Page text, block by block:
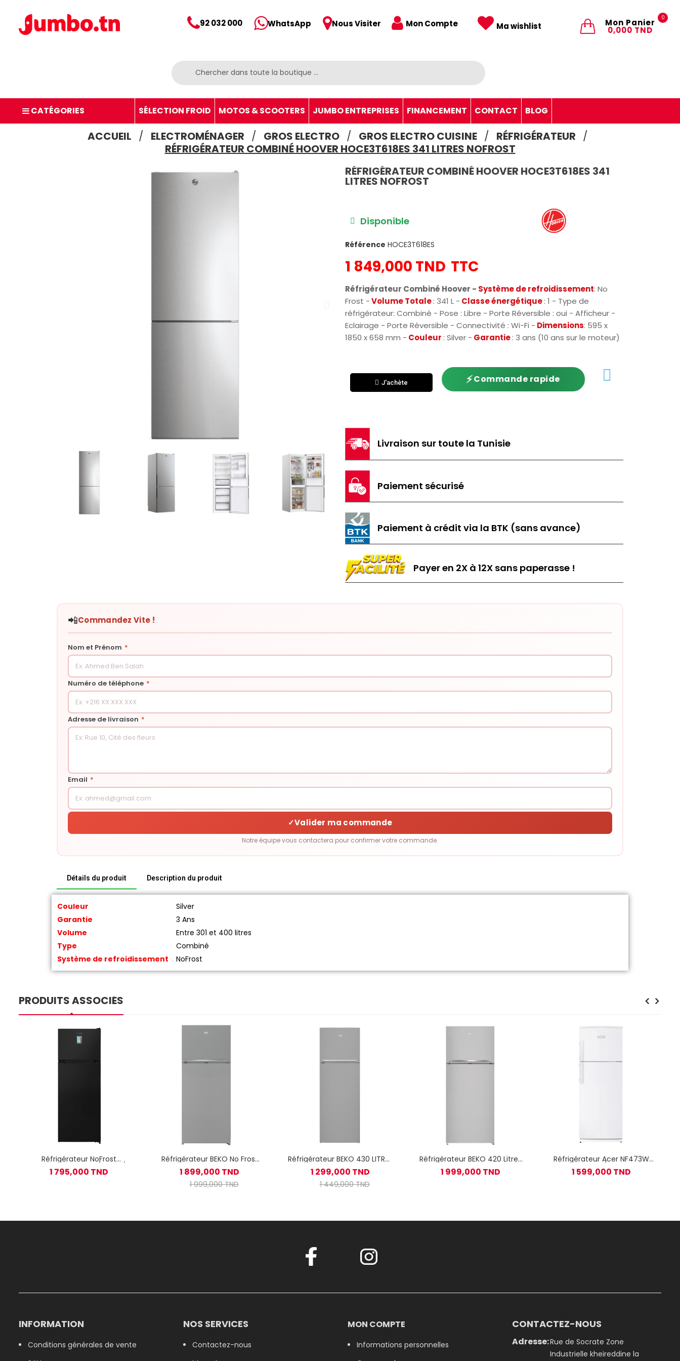
92 032 000 WhatsApp Nous Visiter
0
Mon Panier
0,000 TND
Mon Compte Ma wishlist
CATÉGORIES SÉLECTION FROID MOTOS & SCOOTERS JUMBO ENTREPRISES FINANCEMENT CONTACT BLOG
ACCUEIL ELECTROMÉNAGER GROS ELECTRO GROS ELECTRO CUISINE
RÉFRIGÉRATEUR
RÉFRIGÉRATEUR COMBINÉ HOOVER HOCE3T618ES 341 LITRES NOFROST
RÉFRIGÉRATEUR COMBINÉ HOOVER HOCE3T618ES 341
LITRES NOFROST
Disponible
Référence HOCE3T618ES
1 849,000 TND TTC
Réfrigérateur Combiné Hoover - Système de refroidissement: No
Frost -Volume Totale: 341 L - Classe énergétique: 1 - Type de
réfrigérateur: Combiné - Pose : Libre - Porte Réversible : oui - Afficheur -
Eclairage - Porte Réversible - Connectivité : Wi-Fi - Dimensions: 595 x
1850 x 658 mm - Couleur : Silver - Garantie: 3 ans (10 ans sur le moteur)
J'achète ⚡Commande rapide
Livraison sur toute la Tunisie
Paiement sécurisé
Paiement à crédit via la BTK (sans avance)
Payer en 2X à 12X sans paperasse !
📲Commandez Vite !
Nom et Prénom *
Numéro de téléphone *
Adresse de livraison *
Email *
✓Valider ma commande
Notre équipe vous contactera pour confirmer votre commande.
Détails du produit Description du produit
Couleur
Silver
Garantie
3 Ans
Volume
Entre 301 et 400 litres
Type
Combiné
Système de refroidissement
NoFrost
PRODUITS ASSOCIÉS
Réfrigérateur NoFrost
Telefunken 483DI / 496L /
Inox Foncé
1 795,000 TND
Réfrigérateur BEKO No Frost
1 899,000 TND
1 999,000 TND
Réfrigérateur BEKO 430 LITRES
1 299,000 TND
1 449,000 TND
Réfrigérateur BEKO 420 Litres
(RDNE480K20HS)
1 999,000 TND
Réfrigérateur Acer NF473W
NoFrost / Blanc
1 599,000 TND
INFORMATION
Conditions générales de vente
NOS SERVICES
Contactez-nous
MON COMPTE
Informations personnelles
CONTACTEZ-NOUS
Adresse:Rue de Socrate Zone
Industrielle kheireddine la